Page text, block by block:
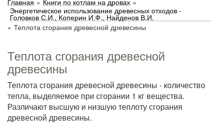
Главная » Книги по котлам на дровах »
Энергетическое использование древесных отходов -
Головков С.И., Коперин И.Ф., Найденов В.И.
» Теплота сгорания древесной древесины
Теплота сгорания древесной
древесины
Теплота сгорания древесной древесины - количество
тепла, выделяемое при сгорании 1 кг вещества.
Различают высшую и низшую теплоту сгорания
древесной древесины.